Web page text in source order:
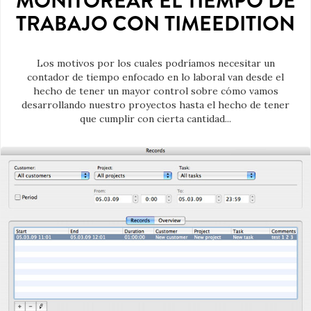
TRABAJO CON TIMEEDITION
Los motivos por los cuales podríamos necesitar un
contador de tiempo enfocado en lo laboral van desde el
hecho de tener un mayor control sobre cómo vamos
desarrollando nuestro proyectos hasta el hecho de tener
que cumplir con cierta cantidad...